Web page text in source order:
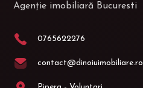
Agenție imobiliară Bucuresti
0765622276
contact@dinoiuimobiliare.ro